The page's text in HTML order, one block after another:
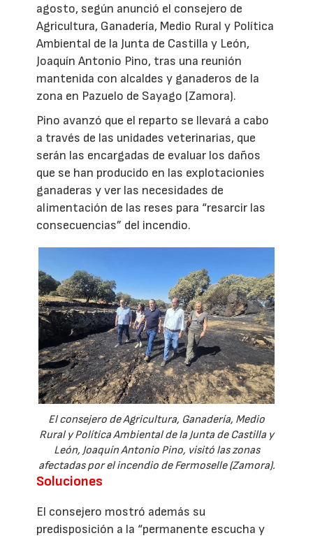
agosto, según anunció el consejero de
Agricultura, Ganadería, Medio Rural y Política
Ambiental de la Junta de Castilla y León,
Joaquín Antonio Pino, tras una reunión
mantenida con alcaldes y ganaderos de la
zona en Pazuelo de Sayago (Zamora).
Pino avanzó que el reparto se llevará a cabo
a través de las unidades veterinarias, que
serán las encargadas de evaluar los daños
que se han producido en las explotacionies
ganaderas y ver las necesidades de
alimentación de las reses para “resarcir las
consecuencias” del incendio.
El consejero de Agricultura, Ganadería, Medio
Rural y Política Ambiental de la Junta de Castilla y
León, Joaquín Antonio Pino, visitó las zonas
afectadas por el incendio de Fermoselle (Zamora).
Soluciones
El consejero mostró además su
predisposición a la “permanente escucha y